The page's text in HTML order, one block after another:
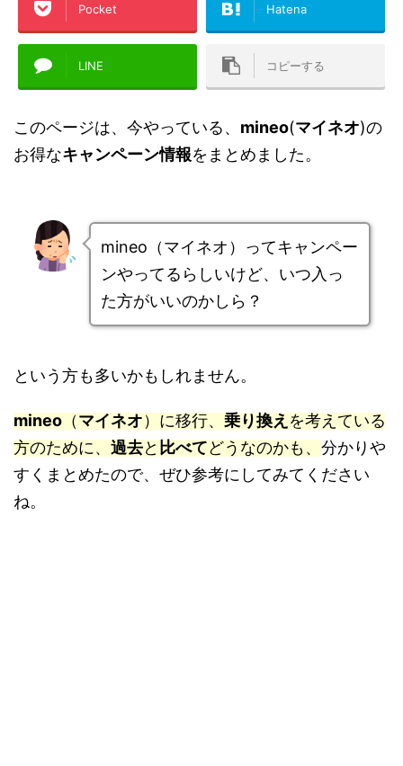
Pocket Hatena
LINE コピーする
このページは、今やっている、 mineo(マイネオ)の
お得なキャンペーン情報をまとめました。
mineo（マイネオ）ってキャンペー
ンやってるらしいけど、いつ入っ
た方がいいのかしら？
という方も多いかもしれません。
mineo （マイネオ）に移行、 乗り換え を考えている
方のために、 過去と 比べてどうなのかも、 分かりや
すくまとめたので、ぜひ参考にしてみてください
ね。